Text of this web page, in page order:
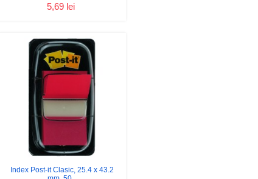
5,69 lei
Index Post-it Clasic, 25.4 x 43.2